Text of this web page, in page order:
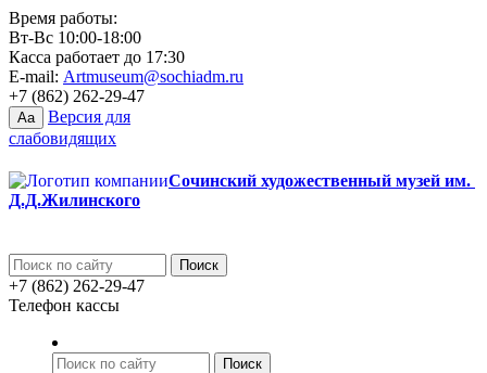
Время работы:
Вт-Вс 10:00-18:00
Касса работает до 17:30
E-mail: Artmuseum@sochiadm.ru
+7 (862) 262-29-47
Aa
Версия для
слабовидящих
Сочинский художественный музей им.
Д.Д.Жилинского
+7 (862) 262-29-47
Телефон кассы